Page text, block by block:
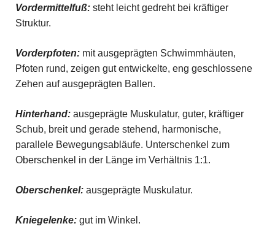
Vordermittelfuß:steht leicht gedreht bei kräftiger
Struktur.
Vorderpfoten: mit ausgeprägten Schwimmhäuten,
Pfoten rund, zeigen gut entwickelte, eng geschlossene
Zehen auf ausgeprägten Ballen.
Hinterhand:ausgeprägte Muskulatur, guter, kräftiger
Schub, breit und gerade stehend, harmonische,
parallele Bewegungsabläufe. Unterschenkel zum
Oberschenkel in der Länge im Verhältnis 1:1.
Oberschenkel:ausgeprägte Muskulatur.
Kniegelenke:gut im Winkel.